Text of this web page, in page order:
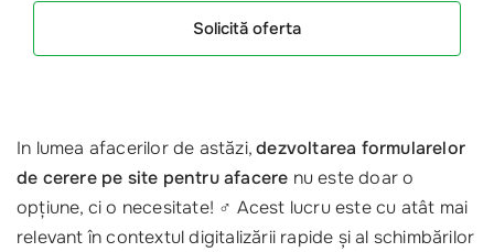
Solicită oferta
In lumea afacerilor de astăzi,dezvoltarea formularelor
de cerere pe site pentru afacere nu este doar o
opțiune, ci o necesitate! ‍♂️ Acest lucru este cu atât mai
relevant în contextul digitalizării rapide și al schimbărilor